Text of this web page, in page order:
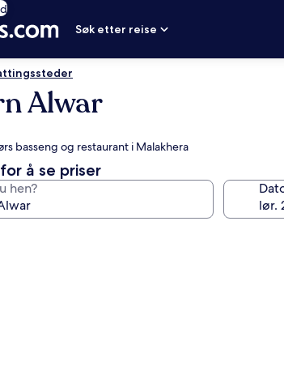
Søk etter reise
Alwar
basseng og restaurant i Malakhera
å se priser
hen?